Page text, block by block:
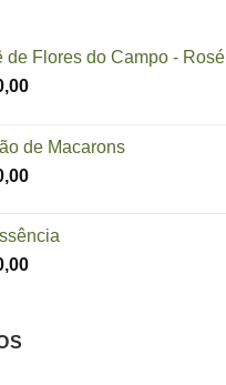
de Flores do Campo - Rosé
de Macarons